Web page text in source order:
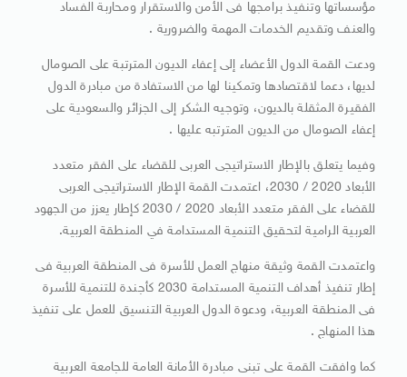
مؤسساتها وتنفيذ برامجها فى الأمن والاستقرار ومحاربة الفساد
والعنف وتقديم الخدمات المهمة والضرورية .
ودعت القمة الدول الأعضاء إلى إعفاء الديون المترتبة على الصومال
لديها، دعما لاقتصادها وتمكينا لها من الاستفادة من مبادرة الدول
الفقيرة المثقلة بالديون، وتوجيه الشكر إلى الجزائر والسعودية على
إعفاء الصومال من الديون المترتبه عليها .
وفيما يتعلق بالإطار الاستراتيجى العربى للقضاء على الفقر متعدد
الأبعاد 2020 / 2030، اعتمدت القمة الإطار الاستراتيجى العربى
للقضاء على الفقر متعدد الأبعاد 2020 / 2030 كإطار يعزز من الجهود
العربية الرامية لتحقيق التنمية المستدامة في المنطقة العربية.
واعتمدت القمة وثيقة منهاج العمل للأسرة فى المنطقة العربية فى
إطار تنفيذ أهداف التنمية المستدامة 2030 كأجندة للتنمية للأسرة
فى المنطقة العربية، ودعوة الدول العربية التنسيق للعمل على تنفيذ
هذا المنهاج .
كما وافقت القمة على تبنى مبادرة الأمانة العامة للجامعة العربية